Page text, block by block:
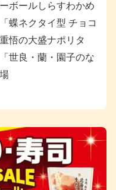
ボールしらすわかめ
蝶ネクタイ型 チョコ
悟の大盛ナポリタ
世良・蘭・園子のな